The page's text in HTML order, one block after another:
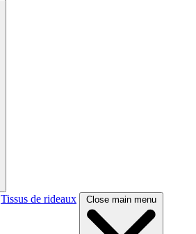
Tissus de rideaux Close main menu